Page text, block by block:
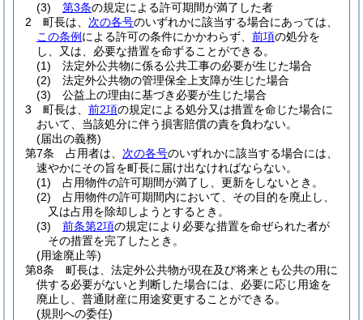
(3)
第3条の規定による許可期間が満了した者
2
町長は、 次の各号のいずれかに該当する場合にあっては、
この条例 による許可の条件にかかわらず、 前項の処分を
し、又は、必要な措置を命ずることができる。
(1)
法定外公共物に係る公共工事の必要が生じた場合
(2)
法定外公共物の管理保全上支障が生じた場合
(3)
公益上の理由に基づき必要が生じた場合
3
町長は、 前2項の規定による処分又は措置を命じた場合に
おいて、当該処分に伴う損害賠償の責を負わない。
(届出の義務)
第7条
占用者は、 次の各号のいずれかに該当する場合には、
速やかにその旨を町長に届け出なければならない。
(1)
占用物件の許可期間が満了し、更新をしないとき。
(2)
占用物件の許可期間内において、その目的を廃止し、
又は占用を除却しようとするとき。
(3)
前条第2項の規定により必要な措置を命ぜられた者が
その措置を完了したとき。
(用途廃止等)
第8条
町長は、法定外公共物が現在及び将来とも公共の用に
供する必要がないと判断した場合には、必要に応じ用途を
廃止し、普通財産に用途変更することができる。
(規則への委任)